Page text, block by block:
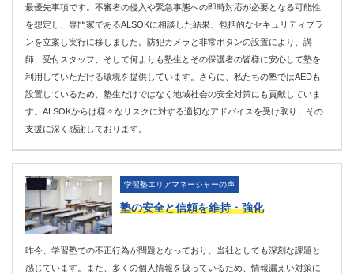
最優先事項です。不審者の侵入や緊急事態への即時対応が必要となる可能性
を想定し、専門家であるALSOKに相談した結果、包括的なセキュリティプラ
ンを立案し実行に移しました。防犯カメラと非常ボタンの設置により、講
師、受付スタッフ、そして何よりも塾生とその保護者の皆様に安心して塾を
利用していただける環境を提供しています。さらに、私たちの塾ではAEDも
設置しているため、塾生だけではなく地域社会の安全対策にも貢献していま
す。ALSOKからは様々なリスクに対する適切なアドバイスを受け取り、その
支援に深く感謝しております。
学習塾エリアマネージャーの声
塾の安全と信頼を維持・強化
昨今、学習塾での不正行為が問題となっており、当社としても深刻な課題と
感じています。また、多くの個人情報を扱っているため、情報漏えい対策に